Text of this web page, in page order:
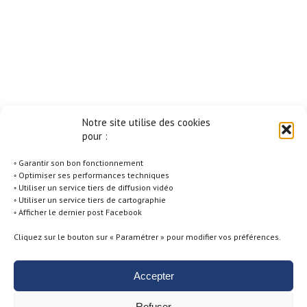
Notre site utilise des cookies
pour :
◦ Garantir son bon fonctionnement
◦ Optimiser ses performances techniques
◦ Utiliser un service tiers de diffusion vidéo
◦ Utiliser un service tiers de cartographie
◦ Afficher le dernier post Facebook
Cliquez sur le bouton sur « Paramétrer » pour modifier vos préférences.
Accepter
Conditions générales d'utilisation -